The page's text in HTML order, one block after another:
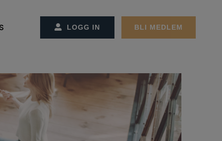
OG STRATEGI
LOGG IN BLI MEDLEM